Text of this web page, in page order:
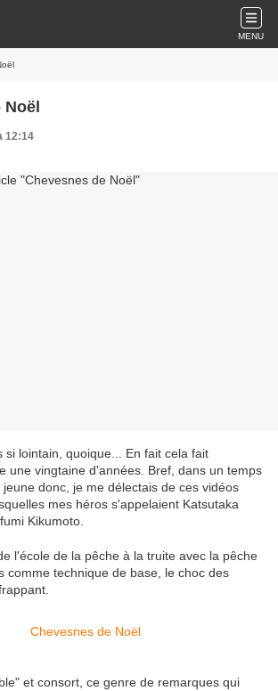
MENU
12:14
si lointain, quoique... En fait cela fait
une vingtaine d'années. Bref, dans un temps
donc, je me délectais de ces vidéos
mes héros s'appelaient Katsutaka
Kikumoto.
l'école de la pêche à la truite avec la pêche
comme technique de base, le choc des
et consort, ce genre de remarques qui